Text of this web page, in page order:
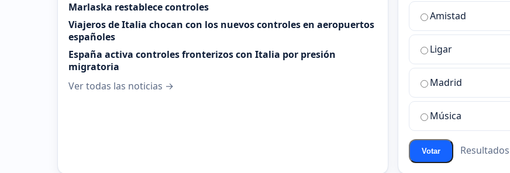
Marlaska restablece controles
Viajeros de Italia chocan con los nuevos controles en aeropuertos
españoles
España activa controles fronterizos con Italia por presión
migratoria
Ver todas las noticias →
¿Cuál
la
mejor
sala
chat
ChatZona?
Amistad
Ligar
Madrid
Música
Votar Resultados